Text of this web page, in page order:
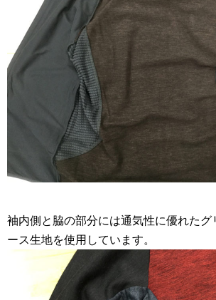
袖内側と脇の部分には通気性に優れたグ
ース生地を使用しています。